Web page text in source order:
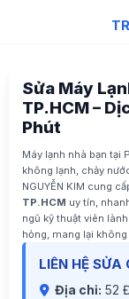
Sửa Máy
TP.HCM –
Phút
Máy lạnh nhà bạn tại
không lạnh, chảy
NGUYỄN KIM cung
TP.HCM uy tín,
ngũ kỹ thuật viên
hỏng, mang lại
LIÊN HỆ SỬA
Địa chỉ: 52